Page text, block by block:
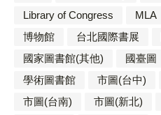
Library of Congress
MLA
博物館
台北國際書展
國家圖書館(其他)
國臺圖
學術圖書館
市圖(台中)
市圖(台南)
市圖(新北)